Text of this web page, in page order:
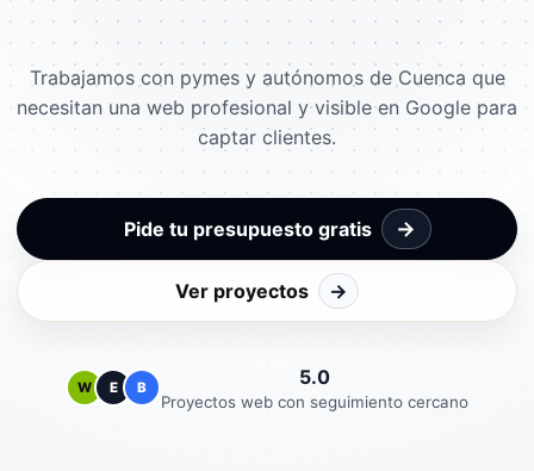
Trabajamos con pymes y autónomos de Cuenca que
necesitan una web profesional y visible en Google para
captar clientes.
Pide tu presupuesto gratis →
Ver proyectos →
W E B 5.0
Proyectos web con seguimiento cercano